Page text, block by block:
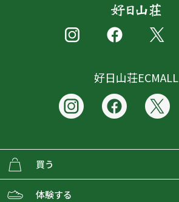
好日山荘ECMALL
買う
ECMALLの商品をさがす
体験する